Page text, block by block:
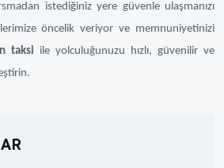
istediğiniz yere güvenle ulaşmanızı
öncelik veriyor ve memnuniyetinizi
taksi ile yolculuğunuzu hızlı, güvenilir ve